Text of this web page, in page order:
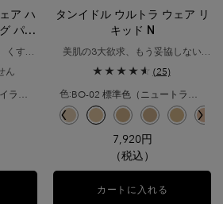
ア ハ
パウ
くすみ
ん
00 プリズマティック ライラック
マティック ライラック のカラー タンイドル ウル
ンイドル ウルトラ ウェア ハロー ブラー セッ
タンイドル ウルトラ ウェア リ
キッド N
美肌の3大欲求、もう妥協しない​
ファンデーション
(25)
色: BO-02 標準色（ニュートラルベースの少し明るいシェード）
色を選択してください {1} の場合
ェード のカラー タンイドル ウルトラ ウェア リ
いシェード のカラー タンイドル ウルトラ ウェア
ルのバランスが取れた健康的な明るさのシェー
ョンは在庫切れです, PO-02 ピンクオークルの少
クベースの少し明るいシェード のカラー タンイ
00 ピンクベースの明るいシェード のカラー タン
BO-01 ニュートラルベースの明るいシェード
選択済み
B-01 イエローベースの明るいシェード
選択済み
O-01 イエローとオークルのバラ
選択済み
BO-02 標準色（ニュートラ
選択済み
O-02 イエローとオー
選択済み
BO-03 ニュー
選択済み
BO-04
7,920円
（税込）
カートに入れる